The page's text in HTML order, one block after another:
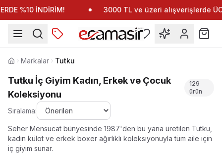
%10 İNDİRİM! 3000 TL ve üzeri alışverişlerde
Anasayfa
Markalar Tutku
Tutku İç Giyim Kadın, Erkek ve Çocuk
Koleksiyonu
129
ürün
Sıralama:
Seher Mensucat bünyesinde 1987'den bu yana üretilen Tutku,
kadın külot ve erkek boxer ağırlıklı koleksiyonuyla tüm aile için
iç giyim sunar.